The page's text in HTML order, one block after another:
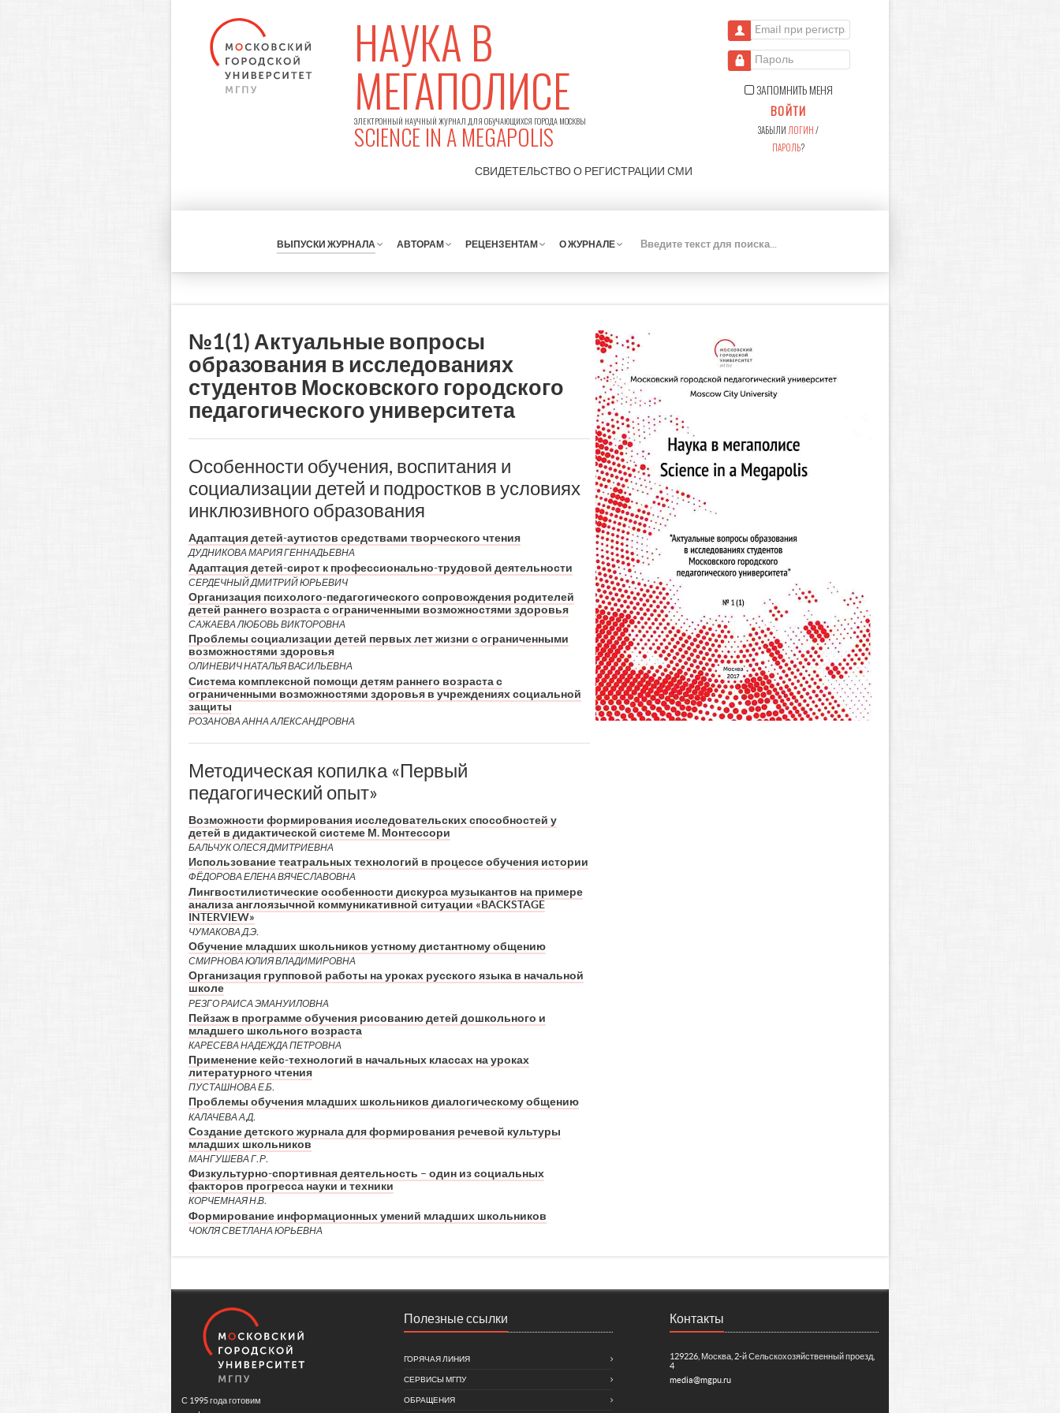
НАУКА В
МЕГАПОЛИСЕ
ЭЛЕКТРОННЫЙ НАУЧНЫЙ ЖУРНАЛ ДЛЯ ОБУЧАЮЩИХСЯ ГОРОДА МОСКВЫ
SCIENCE IN A MEGAPOLIS
СВИДЕТЕЛЬСТВО О РЕГИСТРАЦИИ СМИ
Email при регистрации
Пароль
ЗАПОМНИТЬ МЕНЯ
ВОЙТИ
ЗАБЫЛИ ЛОГИН/
ПАРОЛЬ?
ВЫПУСКИ ЖУРНАЛА АВТОРАМ РЕЦЕНЗЕНТАМ О ЖУРНАЛЕ
К
№1(1) Актуальные вопросы
образования в исследованиях
студентов Московского городского
педагогического университета
Особенности обучения, воспитания и
социализации детей и подростков в условиях
инклюзивного образования
Адаптация детей-аутистов средствами творческого чтения
ДУДНИКОВА МАРИЯ ГЕННАДЬЕВНА
Адаптация детей-сирот к профессионально-трудовой деятельности
СЕРДЕЧНЫЙ ДМИТРИЙ ЮРЬЕВИЧ
Организация психолого-педагогического сопровождения родителей
детей раннего возраста с ограниченными возможностями здоровья
САЖАЕВА ЛЮБОВЬ ВИКТОРОВНА
Проблемы социализации детей первых лет жизни с ограниченными
возможностями здоровья
ОЛИНЕВИЧ НАТАЛЬЯ ВАСИЛЬЕВНА
Система комплексной помощи детям раннего возраста с
ограниченными возможностями здоровья в учреждениях социальной
защиты
РОЗАНОВА АННА АЛЕКСАНДРОВНА
Методическая копилка «Первый
педагогический опыт»
Возможности формирования исследовательских способностей у
детей в дидактической системе М. Монтессори
БАЛЬЧУК ОЛЕСЯ ДМИТРИЕВНА
Использование театральных технологий в процессе обучения истории
ФЁДОРОВА ЕЛЕНА ВЯЧЕСЛАВОВНА
Лингвостилистические особенности дискурса музыкантов на примере
анализа англоязычной коммуникативной ситуации «BACKSTAGE
INTERVIEW»
ЧУМАКОВА Д.Э.
Обучение младших школьников устному дистантному общению
СМИРНОВА ЮЛИЯ ВЛАДИМИРОВНА
Организация групповой работы на уроках русского языка в начальной
школе
РЕЗГО РАИСА ЭМАНУИЛОВНА
Пейзаж в программе обучения рисованию детей дошкольного и
младшего школьного возраста
КАРЕСЕВА НАДЕЖДА ПЕТРОВНА
Применение кейс-технологий в начальных классах на уроках
литературного чтения
ПУСТАШНОВА Е.Б.
Проблемы обучения младших школьников диалогическому общению
КАЛАЧЕВА А.Д.
Создание детского журнала для формирования речевой культуры
младших школьников
МАНГУШЕВА Г. Р.
Физкультурно-спортивная деятельность – один из социальных
факторов прогресса науки и техники
КОРЧЕМНАЯ Н.В.
Формирование информационных умений младших школьников
ЧОКЛЯ СВЕТЛАНА ЮРЬЕВНА
С 1995 года готовим
Полезные ссылки
ГОРЯЧАЯ ЛИНИЯ
СЕРВИСЫ МГПУ
ОБРАЩЕНИЯ
Контакты
129226, Москва, 2-й Сельскохозяйственный проезд,
4
media@mgpu.ru